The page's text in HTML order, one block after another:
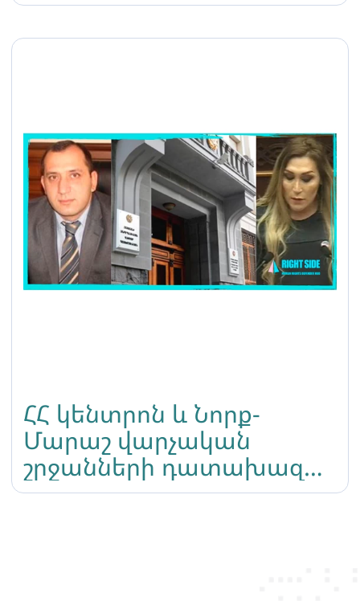
դրվագի կապակցությամբ
ՀՀ կենտրոն և Նորք-
Մարաշ վարչական
շրջանների դատախազ
Ա․Աֆանդյանը որոշեց